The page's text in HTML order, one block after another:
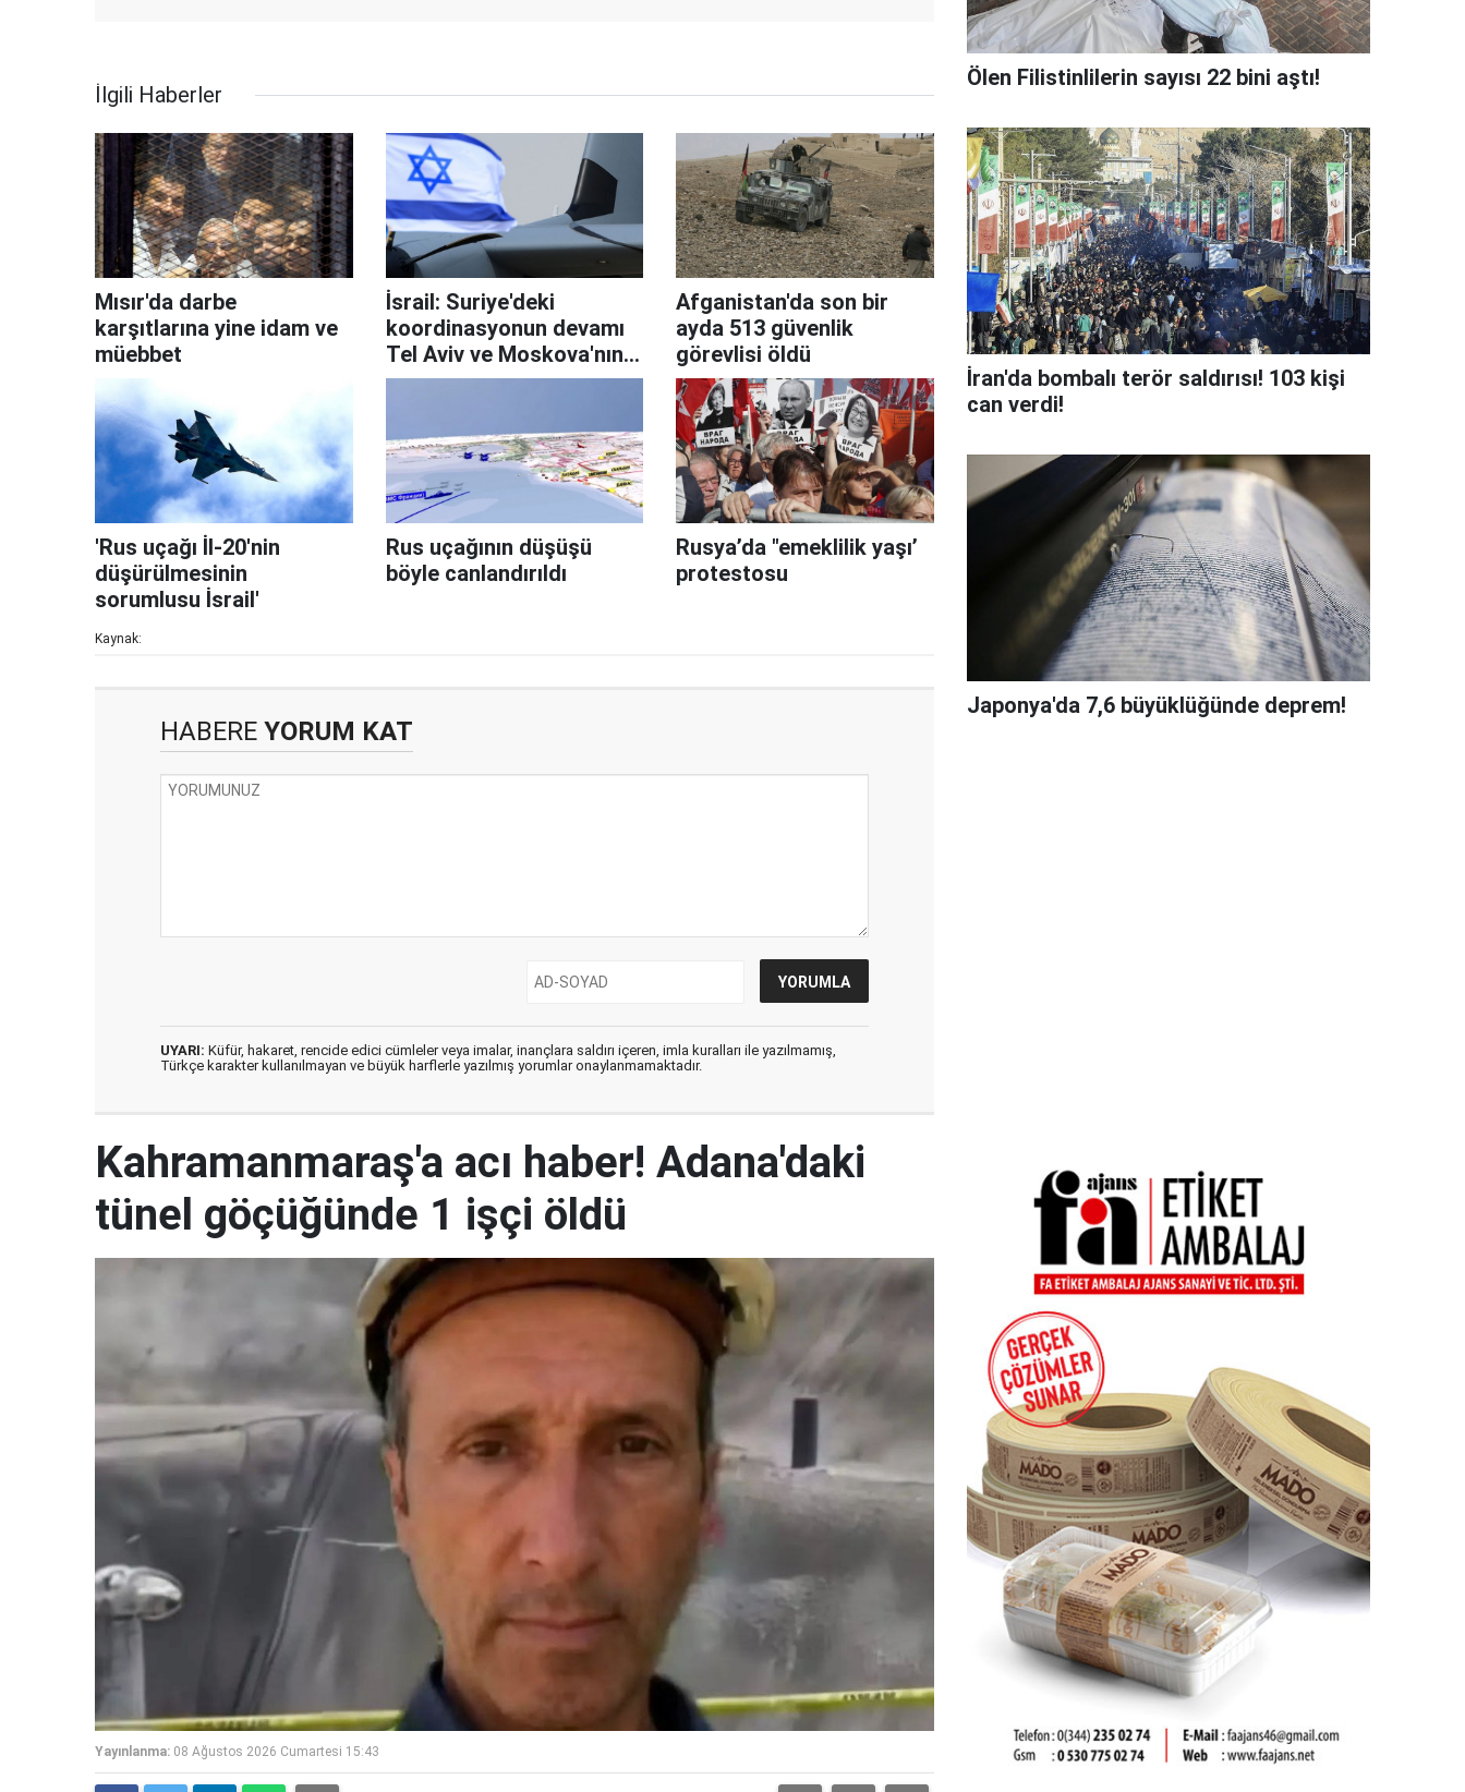
İlgili Haberler
Mısır'da darbe
karşıtlarına yine idam ve
müebbet
İsrail: Suriye'deki
koordinasyonun devamı
Tel Aviv ve Moskova'nın
çıkarına
Afganistan'da son bir
ayda 513 güvenlik
görevlisi öldü
'Rus uçağı İl-20'nin
düşürülmesinin
sorumlusu İsrail'
Rus uçağının düşüşü
böyle canlandırıldı
Rusya’da "emeklilik yaşı’
protestosu
Kaynak:
HABERE YORUM KAT
UYARI: Küfür, hakaret, rencide edici cümleler veya imalar, inançlara saldırı içeren, imla kuralları ile yazılmamış,
Türkçe karakter kullanılmayan ve büyük harflerle yazılmış yorumlar onaylanmamaktadır.
Ölen Filistinlilerin sayısı 22 bini aştı!
İran'da bombalı terör saldırısı! 103 kişi
can verdi!
Japonya'da 7,6 büyüklüğünde deprem!
Kahramanmaraş'a acı haber! Adana'daki
tünel göçüğünde 1 işçi öldü
Yayınlanma: 08 Ağustos 2026 Cumartesi 15:43